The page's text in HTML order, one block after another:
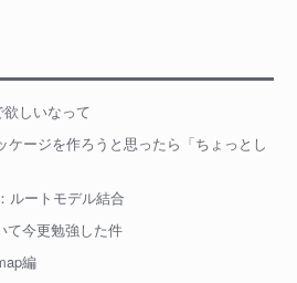
しいなって
ケージを作ろうと思ったら「ちょっとし
ルートモデル結合
て今更勉強した件
編